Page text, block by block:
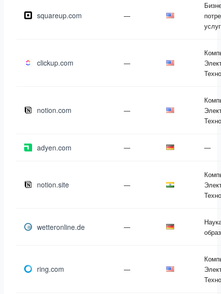
squareup.com —
clickup.com —
notion.com —
adyen.com — —
notion.site —
wetteronline.de —
ring.com —